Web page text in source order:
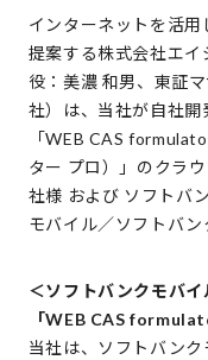
お問い合わせ ｜ 個人情報
新規お取引に関する留意事項
Copyright ©
インターネットを活
提案する株式会社エ
役：美濃 和男、東証
社）は、当社が自社開
「WEB CAS
ター プロ）」のクラ
社様 および ソフトバ
モバイル／ソフトバン
＜ソフトバンクモバ
「WEB CAS
当社は、ソフトバン